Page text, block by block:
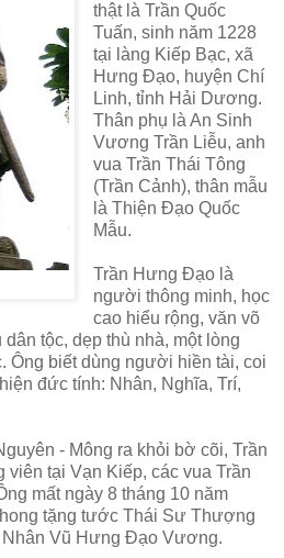
thật là Trần Quốc
Tuấn, sinh năm 1228
tại làng Kiếp Bạc, xã
Hưng Đạo, huyện Chí
Linh, tỉnh Hải Dương.
Thân phụ là An Sinh
Vương Trần Liễu, anh
vua Trần Thái Tông
(Trần Cảnh), thân mẫu
là Thiện Đạo Quốc
Mẫu.
Trần Hưng Đạo là
người thông minh, học
cao hiểu rộng, văn võ
tộc, dẹp thù nhà, một lòng
Ông biết dùng người hiền tài, coi
đức tính: Nhân, Nghĩa, Trí,
- Mông ra khỏi bờ cõi, Trần
tại Vạn Kiếp, các vua Trần
mất ngày 8 tháng 10 năm
tặng tước Thái Sư Thượng
Vũ Hưng Đạo Vương.